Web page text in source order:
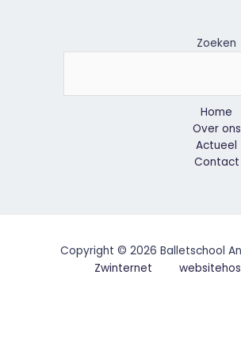
Zoeken
Home
Over ons
Actueel
Contact
Copyright © 2026 Balletschool
Zwinternet